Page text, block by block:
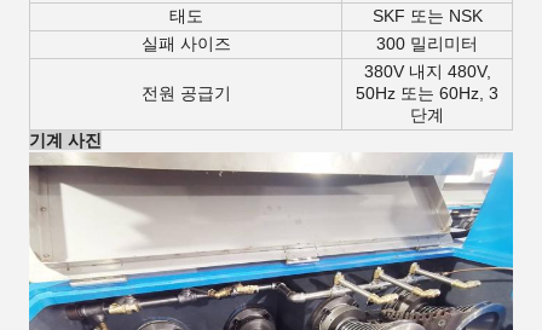
태도
SKF 또는 NSK
실패 사이즈
300 밀리미터
전원 공급기
380V 내지 480V,
50Hz 또는 60Hz, 3
단계
기계 사진